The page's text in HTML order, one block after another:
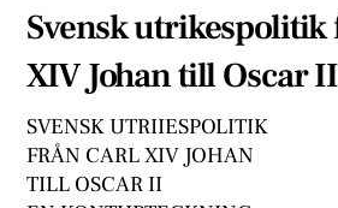
Svensk
XIV Johan till Oscar II
SVENSK UTRIIESPOLITIK
FRÅN CARL XIV JOHAN
TILL OSCAR II